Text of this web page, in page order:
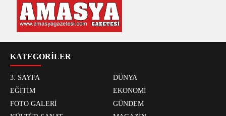
KATEGORİLER
3. SAYFA
DÜNYA
EĞİTİM
EKONOMİ
FOTO GALERİ
GÜNDEM